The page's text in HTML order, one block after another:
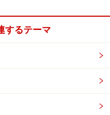
するテーマ